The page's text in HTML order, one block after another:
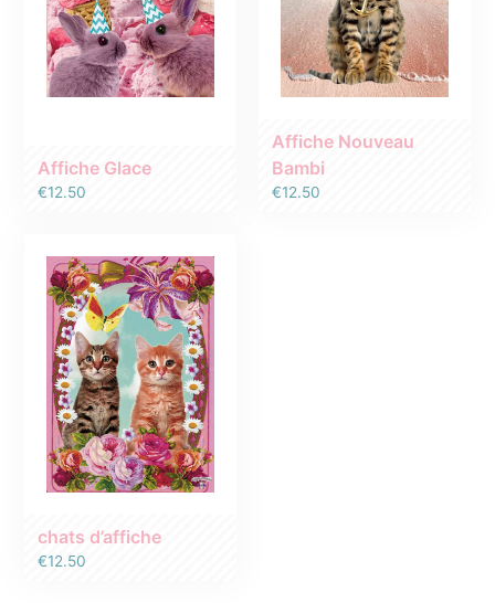
Affiche Glace
€12.50
Affiche Nouveau
Bambi
€12.50
chats d’affiche
€12.50